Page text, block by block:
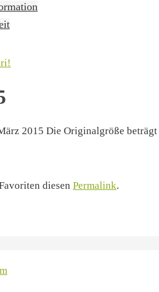
2015 Die Originalgröße beträgt
diesen Permalink.